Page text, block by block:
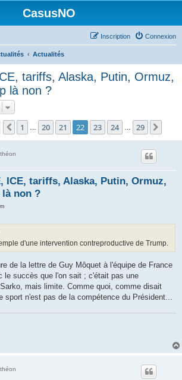
CasusNO
Connexion
Inscription
Actualités
tariffs, Alaska, Putin, Ormuz,
là non ?
22 sur 29
Précédent
1 20 21 22 23 24 29
ICE, tariffs, Alaska, Putin, Ormuz,
non ?
d'une intervention contreproductive de Trump.
de la lettre de Guy Môquet à l'équipe de France
le succès que l'on sait ; c'était pas une
mais limite. Comme quoi, comme disait
sport n'est pas de la compétence du Président...